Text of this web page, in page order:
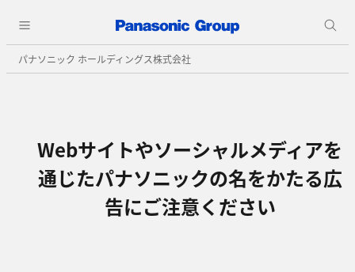
パナソニック ホールディングス株式会社
Webサイトやソーシャルメディアを
通じたパナソニックの名をかたる広
告にご注意ください